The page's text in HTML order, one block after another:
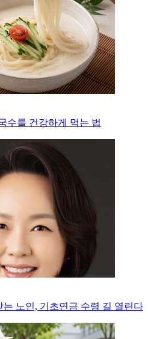
수를 건강하게 먹는 법
는 노인, 기초연금 수령 길 열린다